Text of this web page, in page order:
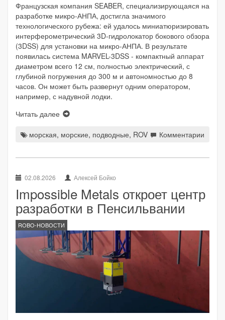
Французская компания SEABER, специализирующаяся на
разработке микро-АНПА, достигла значимого
технологического рубежа: ей удалось миниатюризировать
интерферометрический 3D-гидролокатор бокового обзора
(3DSS) для установки на микро-АНПА. В результате
появилась система MARVEL-3DSS - компактный аппарат
диаметром всего 12 см, полностью электрический, с
глубиной погружения до 300 м и автономностью до 8
часов. Он может быть развернут одним оператором,
например, с надувной лодки.
Читать далее
морская, морские, подводные, ROV Комментарии
02.08.2026 Алексей Бойко
Impossible Metals откроет центр
разработки в Пенсильвании
ROBO-НОВОСТИ